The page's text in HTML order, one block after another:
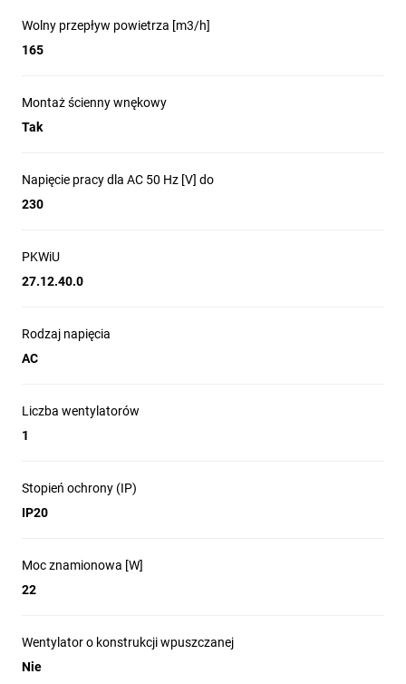
Wolny przepływ powietrza [m3/h]
165
Montaż ścienny wnękowy
Tak
Napięcie pracy dla AC 50 Hz [V] do
230
PKWiU
27.12.40.0
Rodzaj napięcia
AC
Liczba wentylatorów
1
Stopień ochrony (IP)
IP20
Moc znamionowa [W]
22
Wentylator o konstrukcji wpuszczanej
Nie